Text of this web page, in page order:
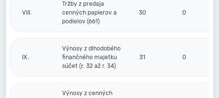
VIII.
Tržby z predaja
cenných papierov a
podielov (661)
30 0
IX.
Výnosy z dlhodobého
finančného majetku
súčet (r. 32 až r. 34)
31 0
Výnosy z cenných